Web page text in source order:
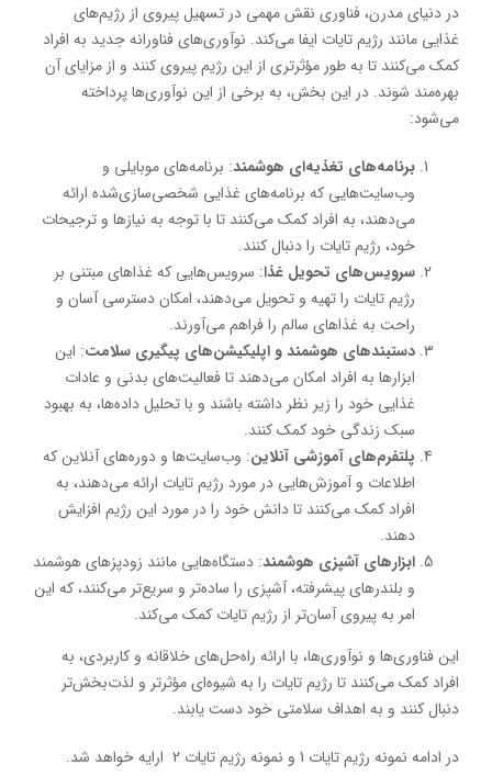
در دنیای مدرن، فناوری نقش مهمی در تسهیل پیروی از رژیم‌های
غذایی مانند رژیم تایات ایفا می‌کند. نوآوری‌های فناورانه جدید به افراد
کمک می‌کنند تا به طور مؤثرتری از این رژیم پیروی کنند و از مزایای آن
بهره‌مند شوند. در این بخش، به برخی از این نوآوری‌ها پرداخته
می‌شود:
برنامه‌های تغذیه‌ای هوشمند: برنامه‌های موبایلی و
وب‌سایت‌هایی که برنامه‌های غذایی شخصی‌سازی‌شده ارائه
می‌دهند، به افراد کمک می‌کنند تا با توجه به نیازها و ترجیحات
خود، رژیم تایات را دنبال کنند.
سرویس‌های تحویل غذا: سرویس‌هایی که غذاهای مبتنی بر
رژیم تایات را تهیه و تحویل می‌دهند، امکان دسترسی آسان و
راحت به غذاهای سالم را فراهم می‌آورند.
دستبندهای هوشمند و اپلیکیشن‌های پیگیری سلامت: این
ابزارها به افراد امکان می‌دهند تا فعالیت‌های بدنی و عادات
غذایی خود را زیر نظر داشته باشند و با تحلیل داده‌ها، به بهبود
سبک زندگی خود کمک کنند.
پلتفرم‌های آموزشی آنلاین: وب‌سایت‌ها و دوره‌های آنلاین که
اطلاعات و آموزش‌هایی در مورد رژیم تایات ارائه می‌دهند، به
افراد کمک می‌کنند تا دانش خود را در مورد این رژیم افزایش
دهند.
ابزارهای آشپزی هوشمند: دستگاه‌هایی مانند زودپزهای هوشمند
و بلندرهای پیشرفته، آشپزی را ساده‌تر و سریع‌تر می‌کنند، که این
امر به پیروی آسان‌تر از رژیم تایات کمک می‌کند.
این فناوری‌ها و نوآوری‌ها، با ارائه راه‌حل‌های خلاقانه و کاربردی، به
افراد کمک می‌کنند تا رژیم تایات را به شیوه‌ای مؤثرتر و لذت‌بخش‌تر
دنبال کنند و به اهداف سلامتی خود دست یابند.
در ادامه نمونه رژیم تایات 1 و نمونه رژیم تایات 2 ارایه خواهد شد.